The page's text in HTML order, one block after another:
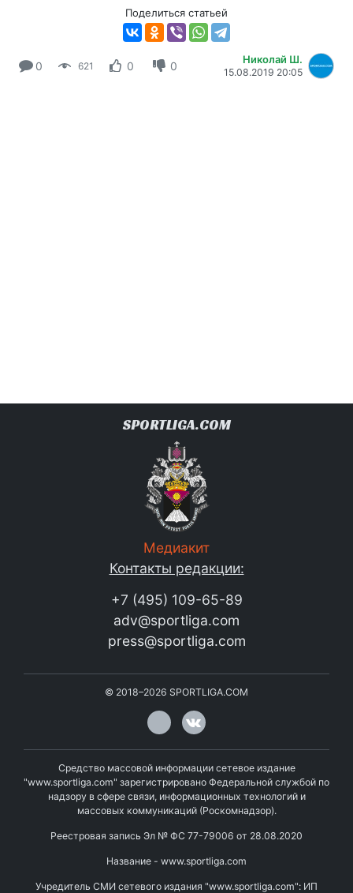
Поделиться статьей
0 621 0 0 Николай Ш.
15.08.2019 20:05
SPORTLIGA.COM
Медиакит
Контакты редакции:
+7 (495) 109-65-89
adv@sportliga.com
press@sportliga.com
© 2018–2026 SPORTLIGA.COM
Средство массовой информации сетевое издание
"www.sportliga.com" зарегистрировано Федеральной службой по
надзору в сфере связи, информационных технологий и
массовых коммуникаций (Роскомнадзор).
Реестровая запись Эл № ФС 77-79006 от 28.08.2020
Название - www.sportliga.com
Учредитель СМИ сетевого издания "www.sportliga.com": ИП